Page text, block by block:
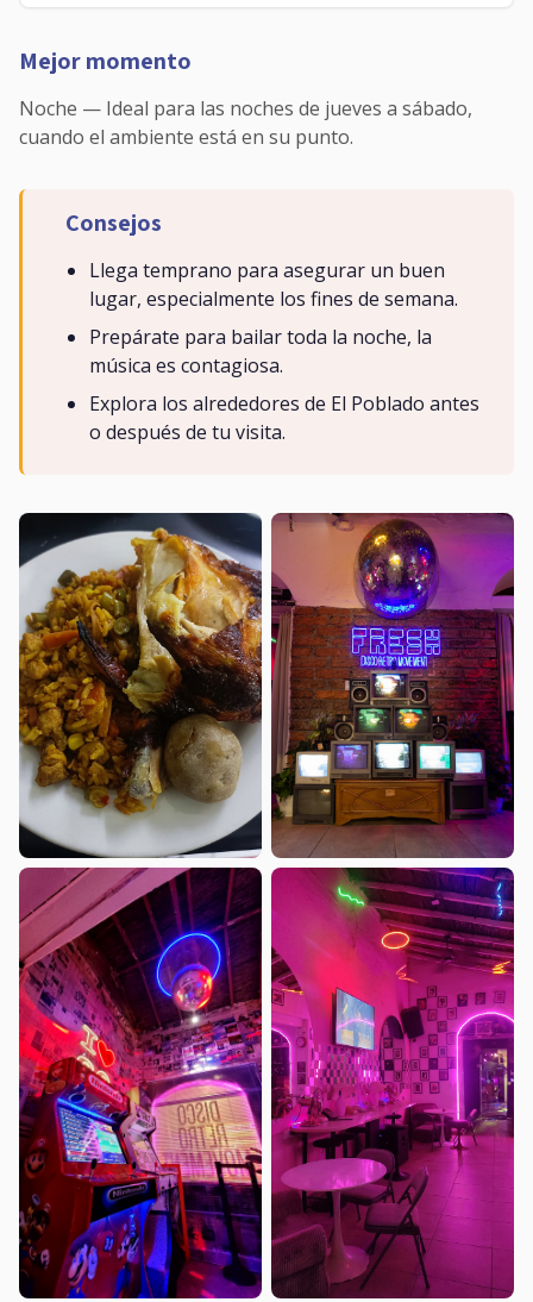
Mejor momento
Noche — Ideal para las noches de jueves a sábado,
cuando el ambiente está en su punto.
Consejos
Llega temprano para asegurar un buen
lugar, especialmente los fines de semana.
Prepárate para bailar toda la noche, la
música es contagiosa.
Explora los alrededores de El Poblado antes
o después de tu visita.